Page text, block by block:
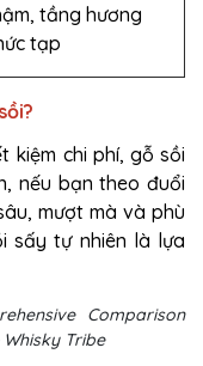
tầng hương
tạp
kiệm chi phí, gỗ sồi
nếu bạn theo đuổi
mượt mà và phù
sấy tự nhiên là lựa
Comparison
Tribe